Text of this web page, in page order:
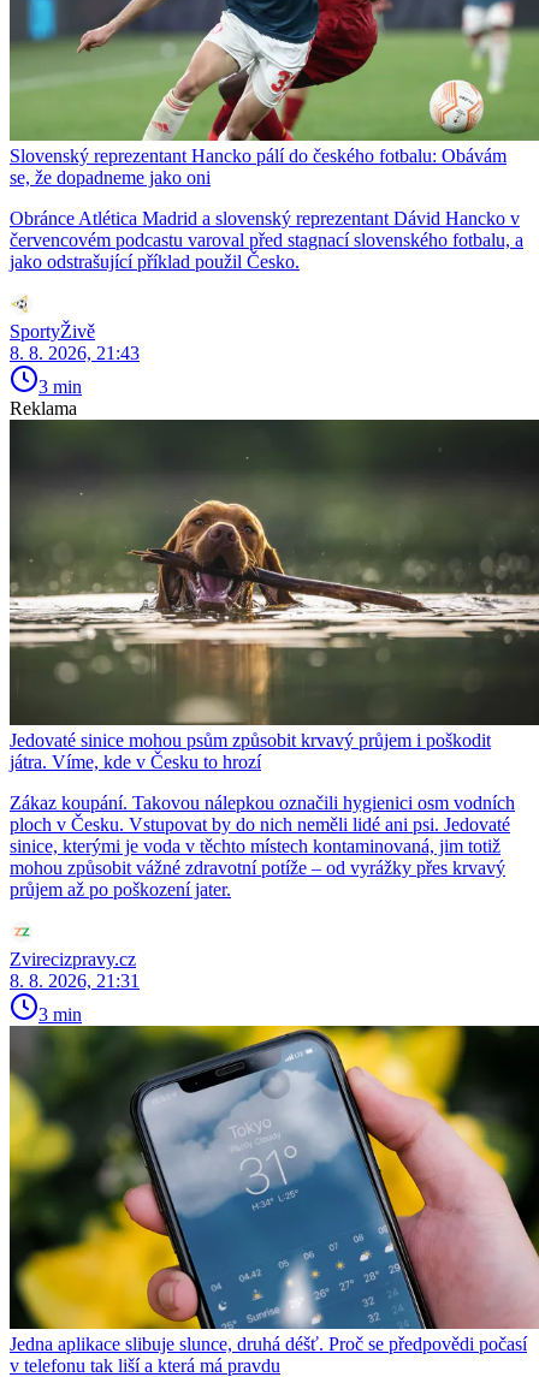
Slovenský reprezentant Hancko pálí do českého fotbalu: Obávám
se, že dopadneme jako oni
Obránce Atlética Madrid a slovenský reprezentant Dávid Hancko v
červencovém podcastu varoval před stagnací slovenského fotbalu, a
jako odstrašující příklad použil Česko.
SportyŽivě
8. 8. 2026, 21:43
3 min
Reklama
Jedovaté sinice mohou psům způsobit krvavý průjem i poškodit
játra. Víme, kde v Česku to hrozí
Zákaz koupání. Takovou nálepkou označili hygienici osm vodních
ploch v Česku. Vstupovat by do nich neměli lidé ani psi. Jedovaté
sinice, kterými je voda v těchto místech kontaminovaná, jim totiž
mohou způsobit vážné zdravotní potíže – od vyrážky přes krvavý
průjem až po poškození jater.
Zvirecizpravy.cz
8. 8. 2026, 21:31
3 min
Jedna aplikace slibuje slunce, druhá déšť. Proč se předpovědi počasí
v telefonu tak liší a která má pravdu